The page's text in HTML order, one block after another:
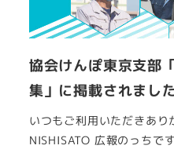
協会けんぽ東京支部
集」に掲載されまし
いつもご利用いただきあ
NISHISATO 広報のっちです